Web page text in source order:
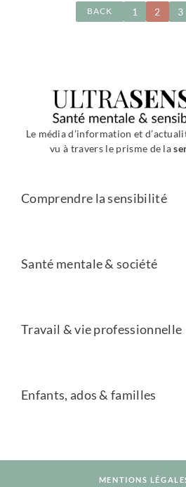
BACK 1 2 3
Le média d’information et
vu à travers le prisme de la
Comprendre la sensibilité
Santé mentale & société
Travail & vie professionnelle
Enfants, ados & familles
MENTIONS